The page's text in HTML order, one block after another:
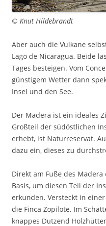
© Knut Hildebrandt
Aber auch die Vulkane
Lago de Nicaragua. Beide
Tages besteigen. Vom
günstigem Wetter dann
Insel und den See.
Der Madera ist ein ideales
Großteil der südöstlichen
erhebt, ist Naturreservat.
dazu ein, dieses zu
Direkt am Fuße des
Basis, um diesen Teil der
erkunden. Versteckt in
die Finca Zopilote. Im
knappes Dutzend